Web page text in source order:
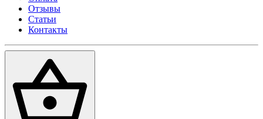
Отзывы
Статьи
Контакты